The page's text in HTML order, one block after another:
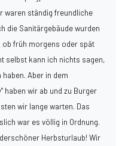
waren ständig freundliche
die Sanitärgebäude wurden
ob früh morgens oder spät
selbst kann ich nichts sagen,
Aber in dem
haben wir ab und zu Burger
wir lange warten. Das
war es völlig in Ordnung.
Herbsturlaub! Wir